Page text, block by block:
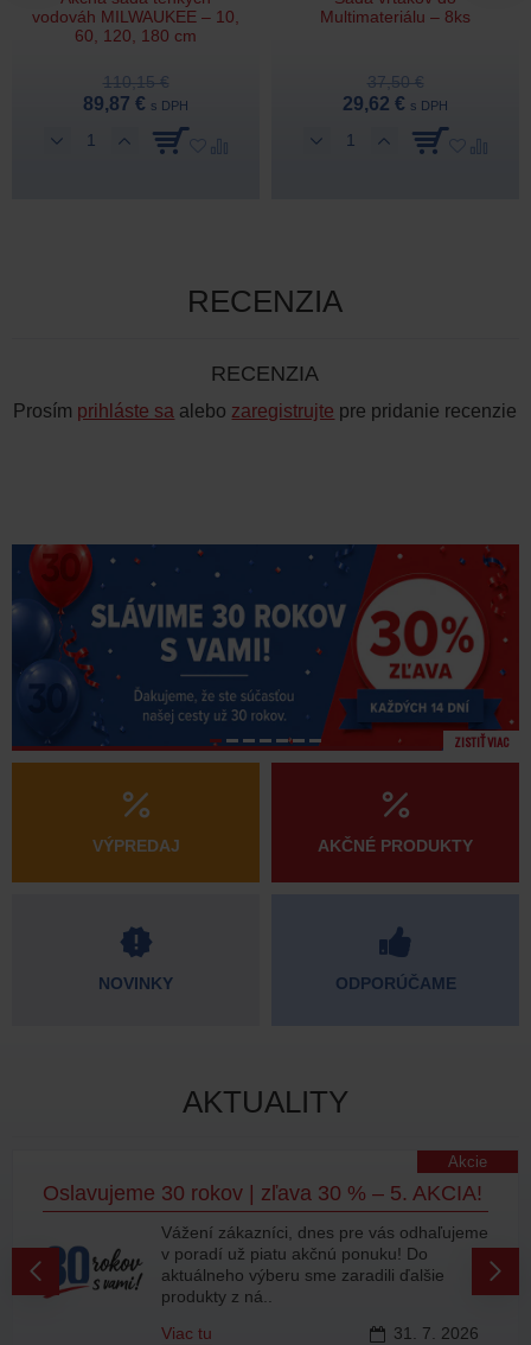
vodováh MILWAUKEE – 10,
60, 120, 180 cm
110,15 €
89,87 € s DPH
Multimateriálu – 8ks
37,50 €
29,62 € s DPH
RECENZIA
RECENZIA
Prosím prihláste sa alebo zaregistrujte pre pridanie recenzie
ZISTIŤ VIAC
VÝPREDAJ
NOVINKY
AKČNÉ PRODUKTY
ODPORÚČAME
AKTUALITY
Oslavujeme 30 rokov | zľava 30 % – 5. AKCIA!
Akcie
31. 7. 2026
Vážení zákazníci, dnes pre vás odhaľujeme
v poradí už piatu akčnú ponuku! Do
aktuálneho výberu sme zaradili ďalšie
produkty z ná..
Viac tu